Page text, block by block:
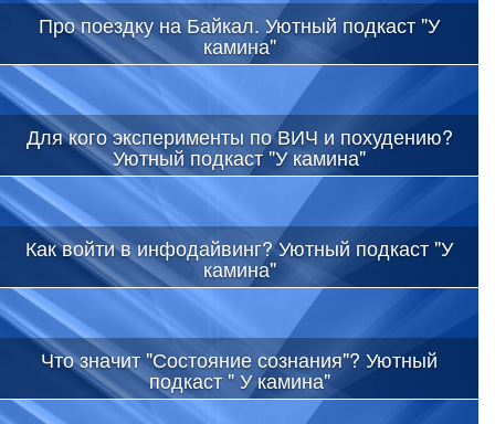
Про поездку на Байкал. Уютный подкаст "У
камина"
Для кого эксперименты по ВИЧ и похудению?
Уютный подкаст "У камина"
Как войти в инфодайвинг? Уютный подкаст "У
камина"
Что значит "Состояние сознания"? Уютный
подкаст " У камина"